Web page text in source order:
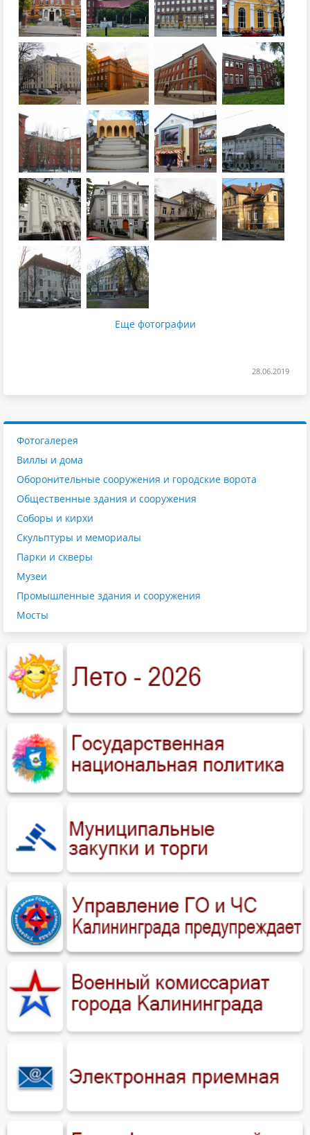
Еще фотографии
28.06.2019
Фотогалерея
Виллы и дома
Оборонительные сооружения и городские ворота
Общественные здания и сооружения
Соборы и кирхи
Скульптуры и мемориалы
Парки и скверы
Музеи
Промышленные здания и сооружения
Мосты